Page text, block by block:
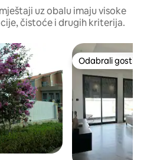
uz obalu imaju visoke
čistoće i drugih kriterija.
Odabrali gosti
Odabrali gosti